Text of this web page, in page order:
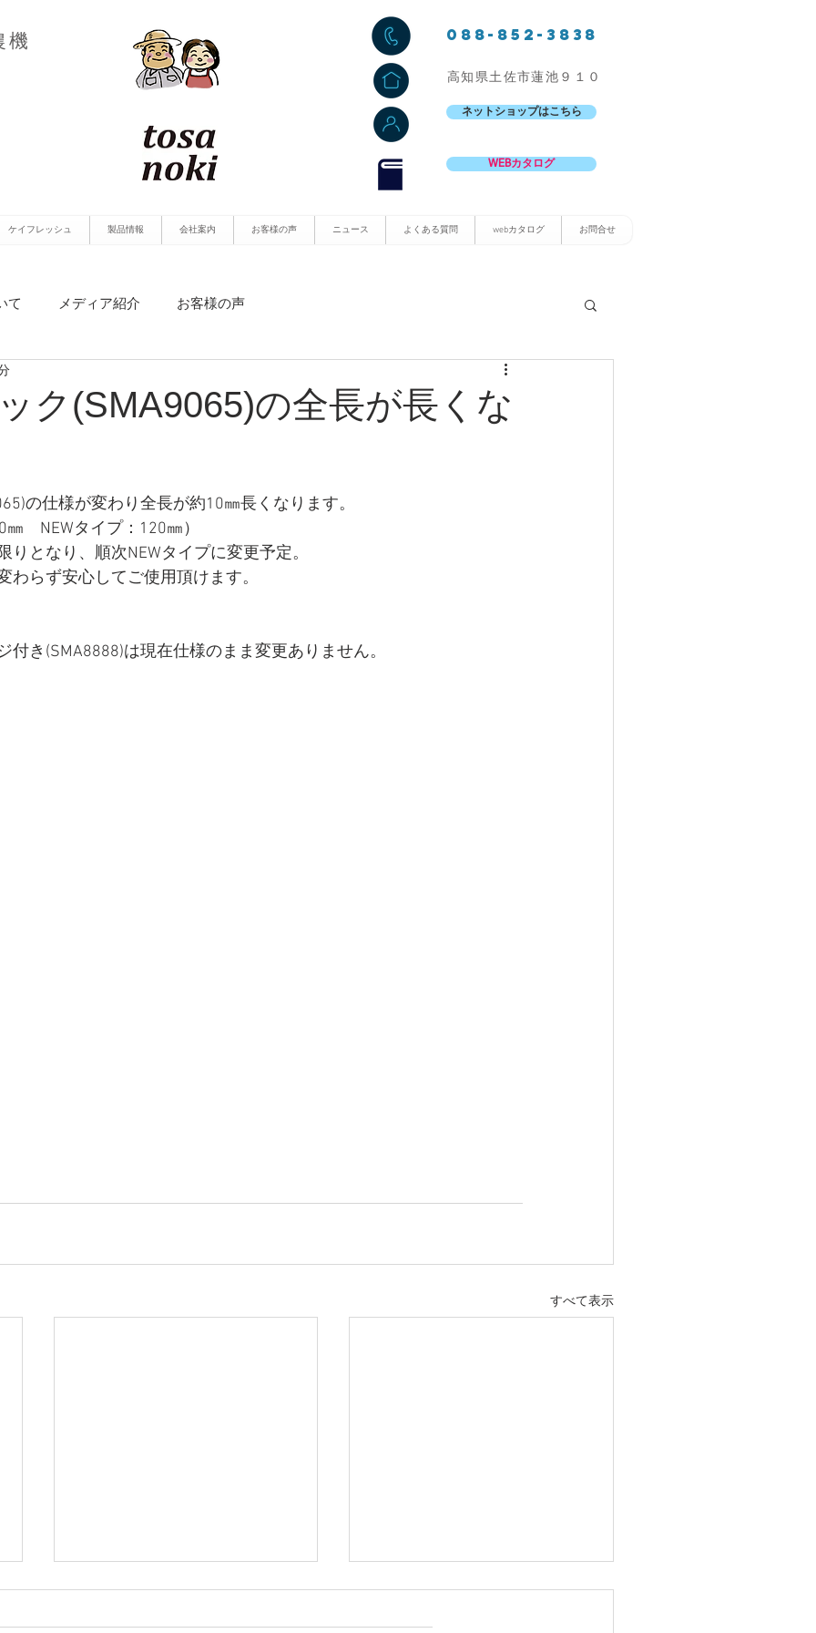
機 088-852-3838
高知県土佐市蓮池９１０
ネットショップはこちら
WEBカタログ
ケイフレッシュ 製品情報 会社案内 お客様の声 ニュース よくある質問 webカタログ お問合せ
て メディア紹介 お客様の声
ク(SMA9065)の全長が長くな
の仕様が変わり全長が約10㎜長くなります。
　NEWタイプ：120㎜）
りとなり、順次NEWタイプに変更予定。
わらず安心してご使用頂けます。
付き(SMA8888)は現在仕様のまま変更ありません。
すべて表示